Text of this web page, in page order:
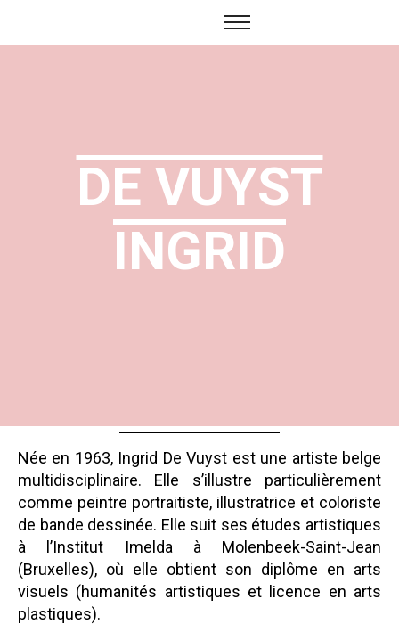
DE VUYST
INGRID
Née en 1963, Ingrid De Vuyst est une artiste belge
multidisciplinaire. Elle s’illustre particulièrement
comme peintre portraitiste, illustratrice et coloriste
de bande dessinée. Elle suit ses études artistiques
à l’Institut Imelda à Molenbeek-Saint-Jean
(Bruxelles), où elle obtient son diplôme en arts
visuels (humanités artistiques et licence en arts
plastiques).